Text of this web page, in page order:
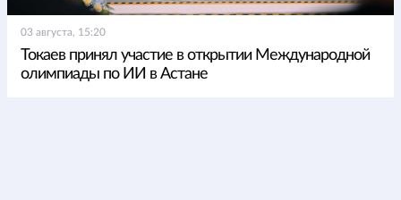
03 августа, 15:20
Токаев принял участие в открытии Международной
олимпиады по ИИ в Астане